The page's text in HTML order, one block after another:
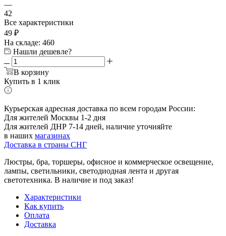
—
42
Все характеристики
49 ₽
На складе: 460
Нашли дешевле?
В корзину
Купить в 1 клик
Курьерская адресная доставка по всем городам России:
Для жителей Москвы 1-2 дня
Для жителей ДНР 7-14 дней, наличие уточняйте
в наших магазинах
Доставка в страны СНГ
Люстры, бра, торшеры, офисное и коммерческое освещение,
лампы, светильники, светодиодная лента и другая
светотехника. В наличие и под заказ!
Характеристики
Как купить
Оплата
Доставка